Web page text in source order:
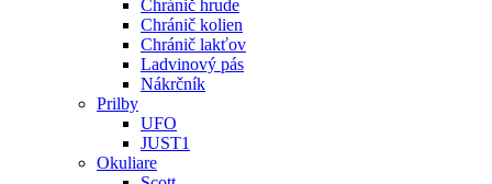
Chránič hrude
Chránič kolien
Chránič lakťov
Ladvinový pás
Nákrčník
Prilby
UFO
JUST1
Okuliare